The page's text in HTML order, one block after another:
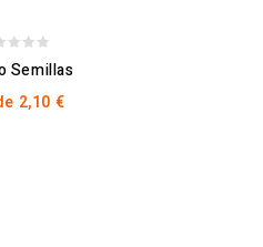
Semillas
2,10 €